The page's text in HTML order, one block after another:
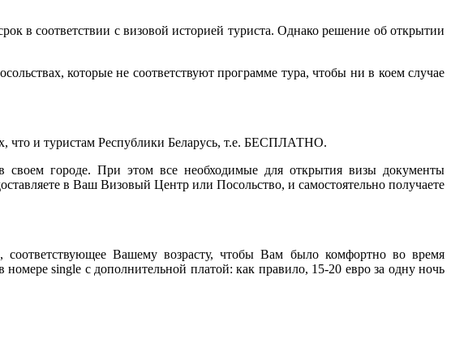
в соответствии с визовой историей туриста. Однако решение об открытии
которые не соответствуют программе тура, чтобы ни в коем случае
что и туристам Республики Беларусь, т.е. БЕСПЛАТНО.
своем городе. При этом все необходимые для открытия визы документы
в Ваш Визовый Центр или Посольство, и самостоятельно получаете
Вашему возрасту, чтобы Вам было комфортно во время
single с дополнительной платой: как правило, 15-20 евро за одну ночь